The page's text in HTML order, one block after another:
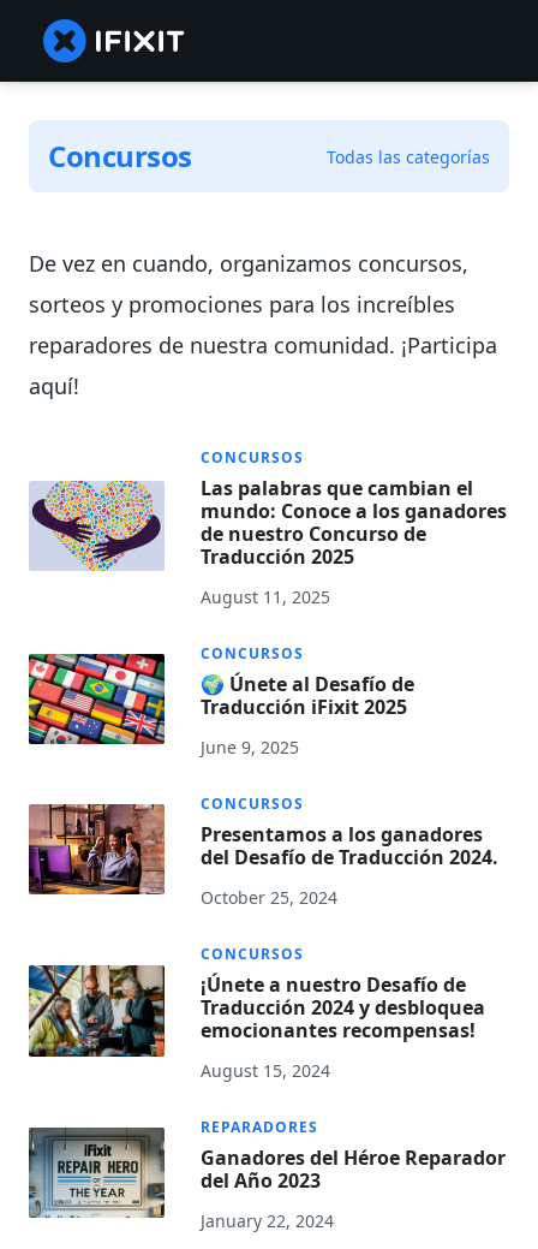
Concursos Todas las categorías
De vez en cuando, organizamos concursos,
sorteos y promociones para los increíbles
reparadores de nuestra comunidad. ¡Participa
aquí!
CONCURSOS
Las palabras que cambian el
mundo: Conoce a los ganadores
de nuestro Concurso de
Traducción 2025
August 11, 2025
CONCURSOS
🌍 Únete al Desafío de
Traducción iFixit 2025
June 9, 2025
CONCURSOS
Presentamos a los ganadores
del Desafío de Traducción 2024.
October 25, 2024
CONCURSOS
¡Únete a nuestro Desafío de
Traducción 2024 y desbloquea
emocionantes recompensas!
August 15, 2024
REPARADORES
Ganadores del Héroe Reparador
del Año 2023
January 22, 2024